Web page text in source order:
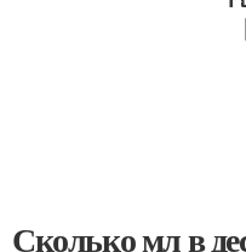
Сколько мл в